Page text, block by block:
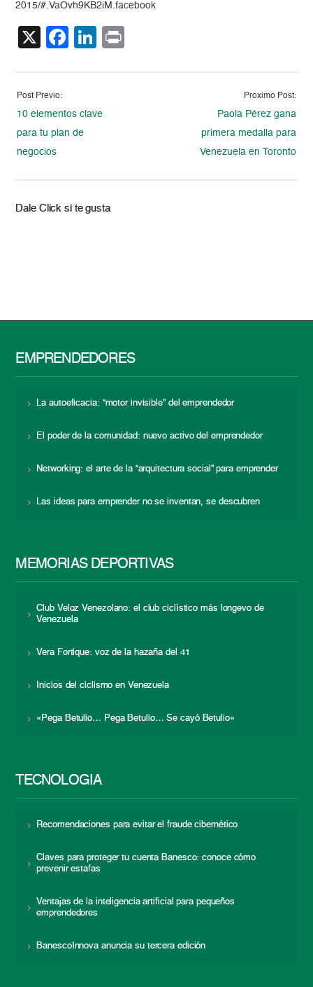
2015/#.VaOvh9KB2iM.facebook
X Facebook
LinkedIn
Post Previo:
10 elementos clave
para tu plan de
negocios
Proximo Post:
Paola Pérez gana
primera medalla para
Venezuela en Toronto
Dale Click si te gusta
EMPRENDEDORES
La autoeficacia: “motor invisible” del emprendedor
El poder de la comunidad: nuevo activo del emprendedor
Networking: el arte de la “arquitectura social” para emprender
Las ideas para emprender no se inventan, se descubren
MEMORIAS DEPORTIVAS
Club Veloz Venezolano: el club ciclístico más longevo de
Venezuela
Vera Fortique: voz de la hazaña del 41
Inicios del ciclismo en Venezuela
«Pega Betulio… Pega Betulio… Se cayó Betulio»
TECNOLOGÍA
Recomendaciones para evitar el fraude cibernético
Claves para proteger tu cuenta Banesco: conoce cómo
prevenir estafas
Ventajas de la inteligencia artificial para pequeños
emprendedores
BanescoInnova anuncia su tercera edición